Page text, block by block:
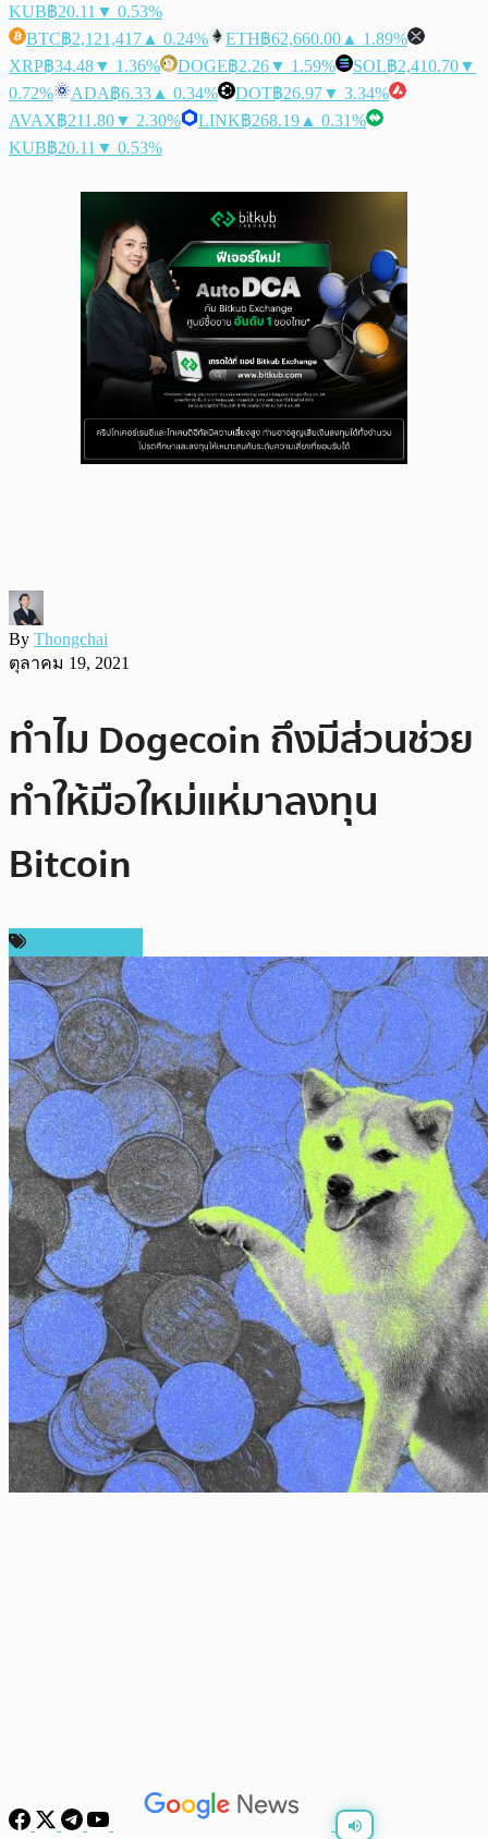
KUB฿20.11 ▼ 0.53%
BTC฿2,121,417 ▲ 0.24% ETH฿62,660.00 ▲ 1.89%
XRP฿34.48▼ 1.36% DOGE฿2.26▼ 1.59% SOL฿2,410.70▼
0.72%
ADA฿6.33 ▲ 0.34% DOT฿26.97▼ 3.34%
AVAX฿211.80▼ 2.30% LINK฿268.19 ▲ 0.31%
KUB฿20.11 ▼ 0.53%
By Thongchai
ตุลาคม 19, 2021
ทำไม Dogecoin ถึงมีส่วนช่วย
ทำให้มือใหม่แห่มาลงทุน
Bitcoin